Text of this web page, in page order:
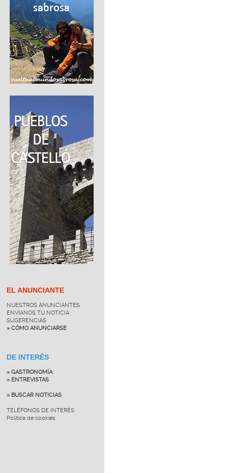
EL ANUNCIANTE
NUESTROS ANUNCIANTES
ENVÍANOS TU NOTICIA
SUGERENCIAS
» CÓMO ANUNCIARSE
DE INTERÉS
» GASTRONOMÍA
» ENTREVISTAS
» BUSCAR NOTICIAS
TELÉFONOS DE INTERÉS
Política de cookies